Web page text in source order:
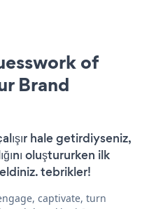
of
Brand
hale getirdiyseniz,
oluştururken ilk
tebrikler!
captivate, turn